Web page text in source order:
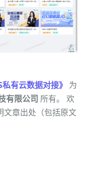
有云数据对接》 为
有限公司 所有。 欢
文章出处（包括原文